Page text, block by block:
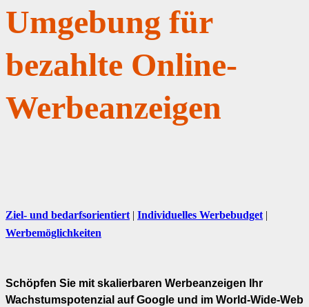
Umgebung für
bezahlte Online-
Werbeanzeigen
Ziel- und bedarfsorientiert| Individuelles Werbebudget|
Werbemöglichkeiten
Schöpfen Sie mit skalierbaren Werbeanzeigen Ihr
Wachstumspotenzial auf Google und im World-Wide-Web